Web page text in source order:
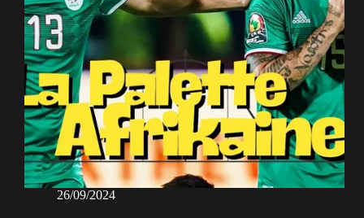
26/09/2024